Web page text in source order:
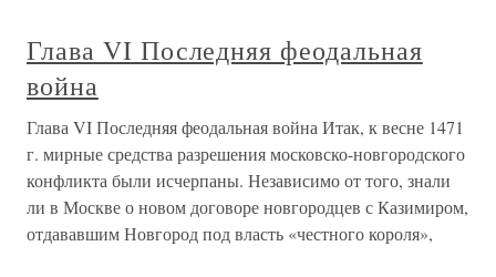
Глава VI Последняя феодальная
война
Глава VI Последняя феодальная война Итак, к весне 1471
г. мирные средства разрешения московско-новгородского
конфликта были исчерпаны. Независимо от того, знали
ли в Москве о новом договоре новгородцев с Казимиром,
отдававшим Новгород под власть «честного короля»,